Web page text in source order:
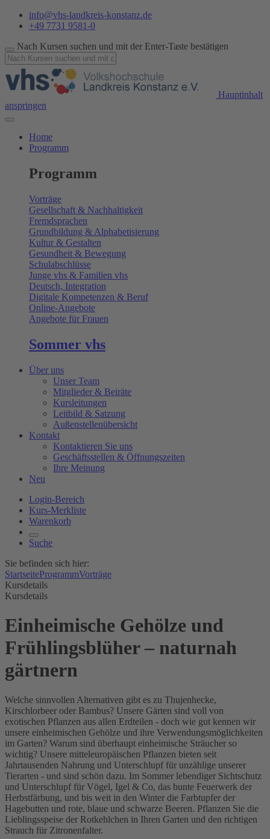
info@vhs-landkreis-konstanz.de
+49 7731 9581-0
Nach Kursen suchen und mit der Enter-Taste bestätigen
Hauptinhalt
anspringen
Home
Programm
Programm
Vorträge
Gesellschaft & Nachhaltigkeit
Fremdsprachen
Grundbildung & Alphabetisierung
Kultur & Gestalten
Gesundheit & Bewegung
Schulabschlüsse
Junge vhs & Familien vhs
Deutsch, Integration
Digitale Kompetenzen & Beruf
Online-Angebote
Angebote für Frauen
Sommer vhs
Über uns
Unser Team
Mitglieder & Beiräte
Kursleitungen
Leitbild & Satzung
Außenstellenübersicht
Kontakt
Kontaktieren Sie uns
Geschäftsstellen & Öffnungszeiten
Ihre Meinung
Neu
Login-Bereich
Kurs-Merkliste
Warenkorb
Suche
Sie befinden sich hier:
StartseiteProgrammVorträge
Kursdetails
Kursdetails
Einheimische Gehölze und
Frühlingsblüher – naturnah
gärtnern
Welche sinnvollen Alternativen gibt es zu Thujenhecke,
Kirschlorbeer oder Bambus? Unsere Gärten sind voll von
exotischen Pflanzen aus allen Erdteilen - doch wie gut kennen wir
unsere einheimischen Gehölze und ihre Verwendungsmöglichkeiten
im Garten? Warum sind überhaupt einheimische Sträucher so
wichtig? Unsere mitteleuropäischen Pflanzen bieten seit
Jahrtausenden Nahrung und Unterschlupf für unzählige unserer
Tierarten - und sind schön dazu. Im Sommer lebendiger Sichtschutz
und Unterschlupf für Vögel, Igel & Co, das bunte Feuerwerk der
Herbstfärbung, und bis weit in den Winter die Farbtupfer der
Hagebutten und rote, blaue und schwarze Beeren. Pflanzen Sie die
Lieblingsspeise der Rotkehlchen in Ihren Garten und den richtigen
Strauch für Zitronenfalter.